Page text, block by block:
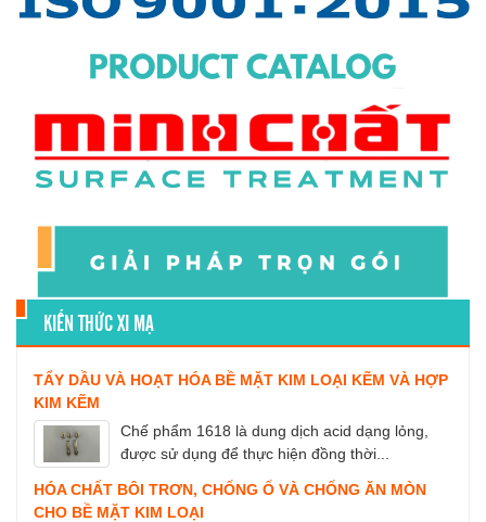
KIẾN THỨC XI MẠ
TẨY DẦU VÀ HOẠT HÓA BỀ MẶT KIM LOẠI KẼM VÀ HỢP
KIM KẼM
Chế phẩm 1618 là dung dịch acid dạng lỏng,
được sử dụng để thực hiện đồng thời...
HÓA CHẤT BÔI TRƠN, CHỐNG Ố VÀ CHỐNG ĂN MÒN
CHO BỀ MẶT KIM LOẠI